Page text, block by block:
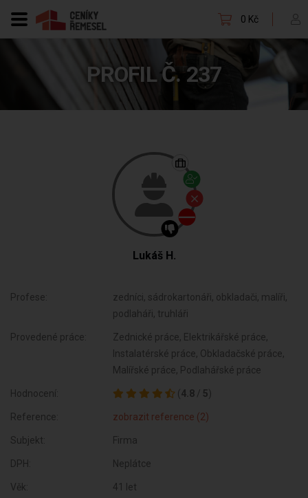
0 Kč
PROFIL Č. 237
Lukáš H.
Profese:
zedníci, sádrokartonáři, obkladači, malíři,
podlaháři, truhláři
Provedené práce:
Zednické práce, Elektrikářské práce,
Instalatérské práce, Obkladačské práce,
Malířské práce, Podlahářské práce
Hodnocení: ( 4.8 / 5)
Reference: zobrazit reference (2)
Subjekt: Firma
DPH: Neplátce
Věk: 41 let